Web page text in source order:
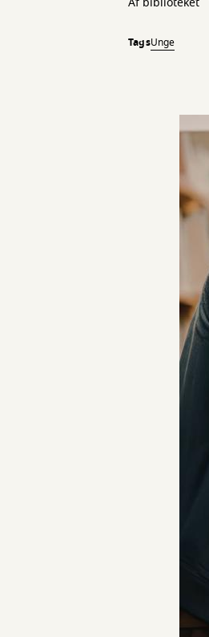
TagsUnge